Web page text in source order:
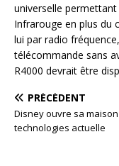
universelle
Infrarouge en plus du
lui par radio
télécommande sans
R4000 devrait être
PRÉCÉDENT
Disney ouvre sa
technologies actuelle